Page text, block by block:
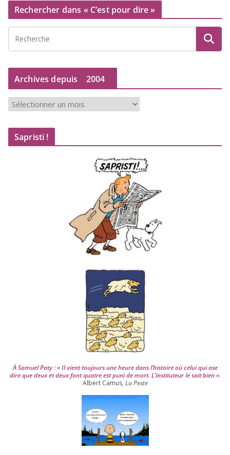
Rechercher dans « C’est pour dire »
Archives depuis 2004
r
c
Sapristi !
À Samuel Paty : « Il vient tou­jours une heure dans l’his­toire où celui qui ose
dire que deux et deux font quatre est puni de mort. L’instituteur le sait bien ».
Albert Camus, La Peste